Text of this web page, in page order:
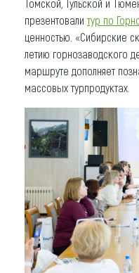
Томской, Тульской и
презентовали тур по
ценностью. «Сибирские
летию горнозаводского
маршруте дополняет
массовых турпродуктах.